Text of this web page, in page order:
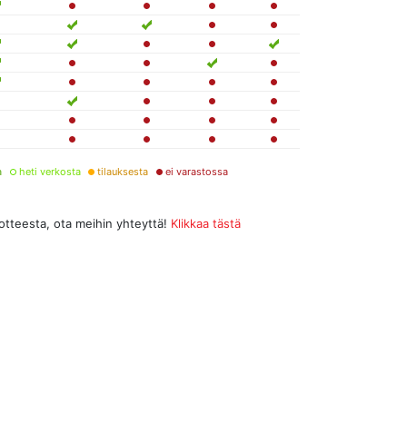
heti verkosta tilauksesta ei varastossa
ota meihin yhteyttä! Klikkaa tästä